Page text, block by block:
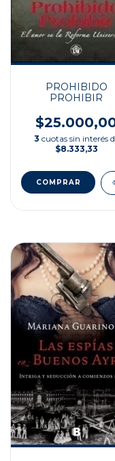
PROHIBIDO
PROHIBIR
3 cuotas sin interés
$8.333,33